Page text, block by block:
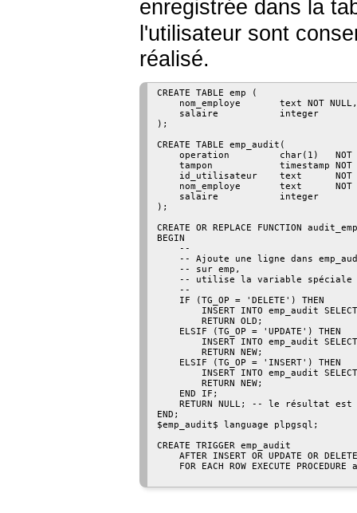
enregistrée dans la
l'utilisateur sont
réalisé.
CREATE TABLE emp (
    nom_employe       text NOT NULL,
    salaire           integer
);
CREATE TABLE emp_audit(
operation         char(1)   NOT
tampon            timestamp NOT
id_utilisateur    text      NOT
nom_employe       text      NOT
    salaire           integer
);
CREATE OR REPLACE FUNCTION
BEGIN
    --
-- Ajoute une ligne dans
    -- sur emp,
-- utilise la variable
    --
    IF (TG_OP = 'DELETE') THEN
INSERT INTO emp_audit
        RETURN OLD;
    ELSIF (TG_OP = 'UPDATE') THEN
INSERT INTO emp_audit
        RETURN NEW;
    ELSIF (TG_OP = 'INSERT') THEN
INSERT INTO emp_audit
        RETURN NEW;
    END IF;
RETURN NULL; -- le résultat
END;
$emp_audit$ language plpgsql;
CREATE TRIGGER emp_audit
AFTER INSERT OR UPDATE OR
FOR EACH ROW EXECUTE PROCEDURE